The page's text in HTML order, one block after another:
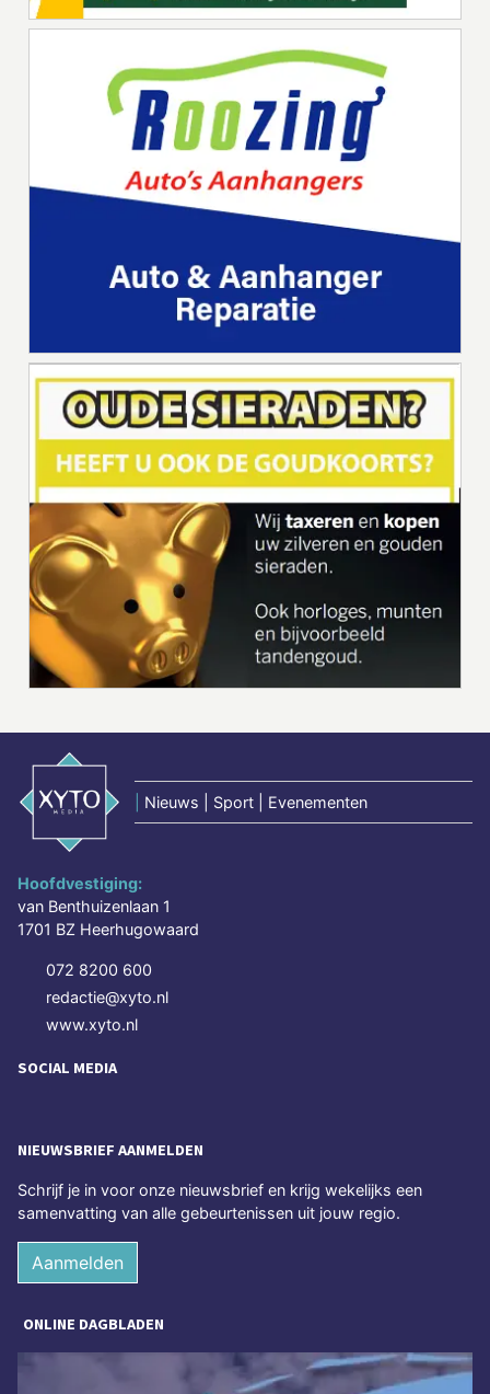
Nieuws | Sport | Evenementen
Hoofdvestiging:
van Benthuizenlaan 1
1701 BZ Heerhugowaard
072 8200 600
redactie@xyto.nl
www.xyto.nl
SOCIAL MEDIA
NIEUWSBRIEF AANMELDEN
Schrijf je in voor onze nieuwsbrief en krijg wekelijks een
samenvatting van alle gebeurtenissen uit jouw regio.
Aanmelden
ONLINE DAGBLADEN